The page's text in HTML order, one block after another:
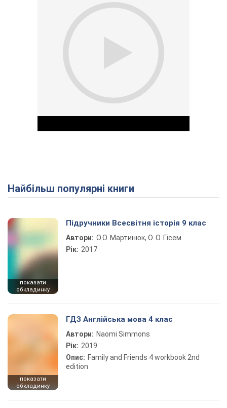
Play Video
Найбільш популярні книги
показати
обкладинку
Підручники Всесвітня історія 9 клас
Автори: О.О. Мартинюк, О. О. Гісем
Рік: 2017
показати
обкладинку
ГДЗ Англійська мова 4 клас
Автори: Naomi Simmons
Рік: 2019
Опис: Family and Friends 4 workbook 2nd
edition